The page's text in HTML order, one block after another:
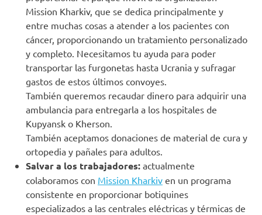
Mission Kharkiv, que se dedica principalmente y
entre muchas cosas a atender a los pacientes con
cáncer, proporcionando un tratamiento personalizado
y completo. Necesitamos tu ayuda para poder
transportar las furgonetas hasta Ucrania y sufragar
gastos de estos últimos convoyes.
También queremos recaudar dinero para adquirir una
ambulancia para entregarla a los hospitales de
Kupyansk o Kherson.
También aceptamos donaciones de material de cura y
ortopedia y pañales para adultos.
Salvar a los trabajadores: actualmente
colaboramos con Mission Kharkiv en un programa
consistente en proporcionar botiquines
especializados a las centrales eléctricas y térmicas de